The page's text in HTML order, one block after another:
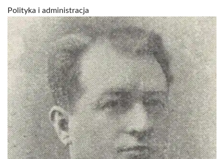
Polityka i administracja